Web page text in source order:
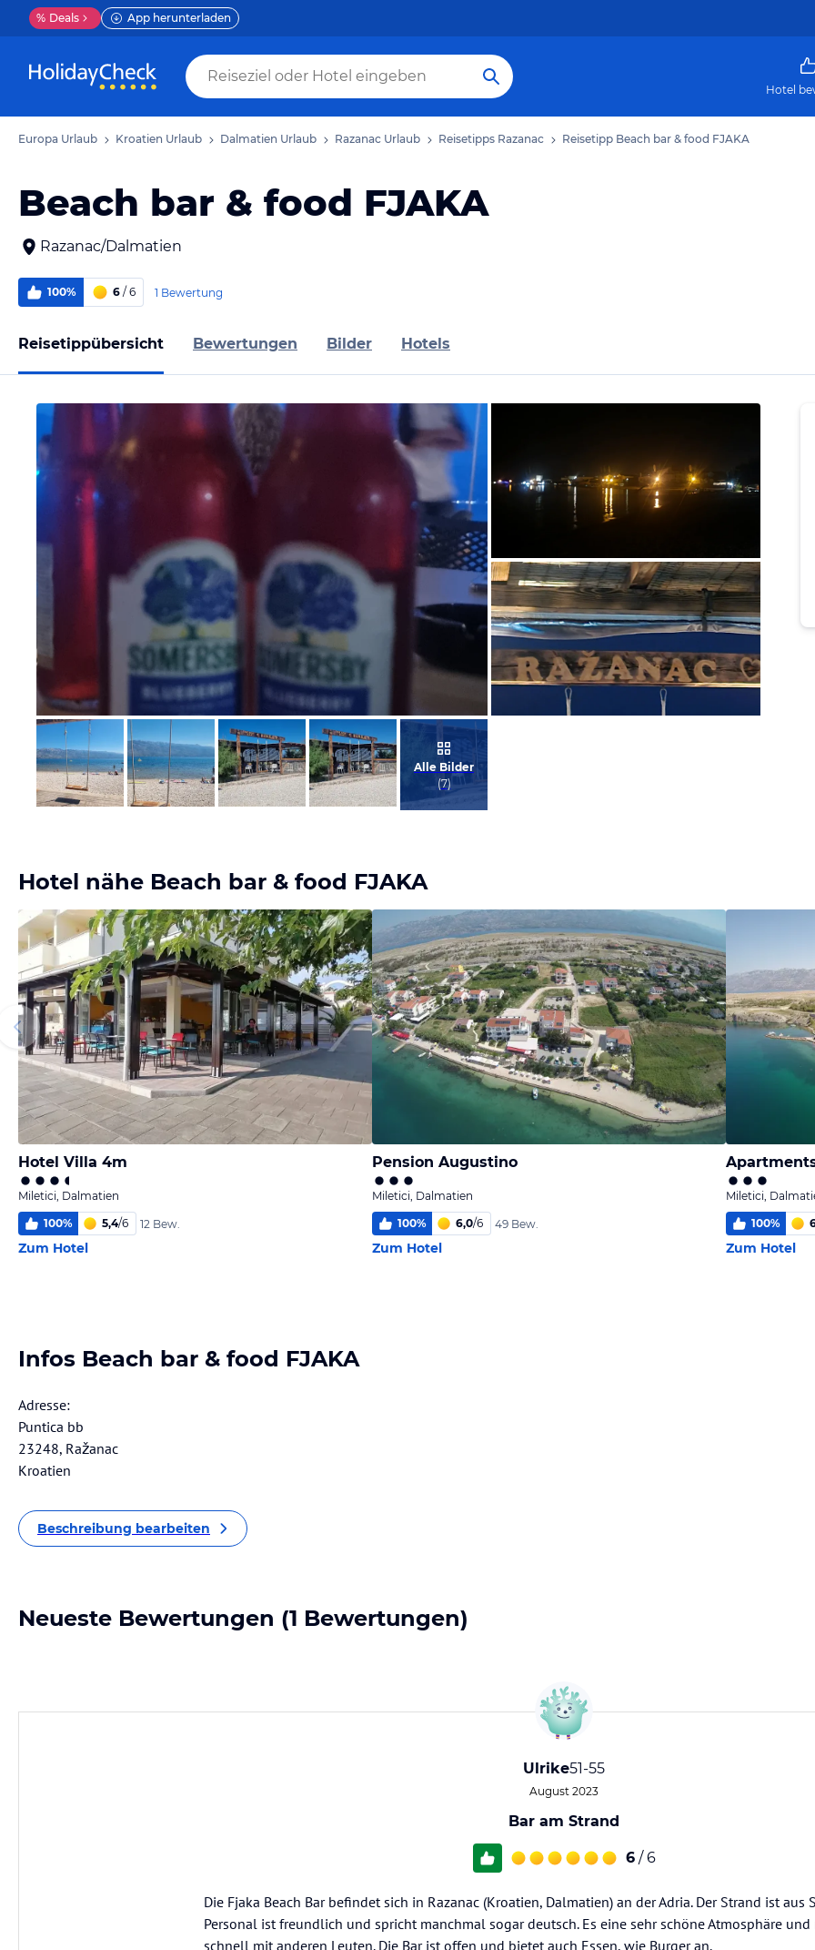
% Deals App herunterladen
Hotel
Europa Urlaub Kroatien Urlaub Dalmatien Urlaub Razanac Urlaub Reisetipps Razanac Reisetipp Beach bar & food FJAKA
Beach bar & food FJAKA
Razanac/Dalmatien
100% 6 / 6 1 Bewertung
Reisetippübersicht Bewertungen Bilder Hotels
Bild melden
von Ulrike
Bild melden
von Ulrike
Alle Bilder
(7)
Hotel nähe Beach bar & food FJAKA
Hotel Villa 4m
Miletici, Dalmatien
100% 5,4/6 12 Bew.
Zum Hotel
Pension Augustino
Miletici, Dalmatien
100% 6,0/6 49 Bew.
Zum Hotel
Miletici,
100%
Zum Hotel
Infos Beach bar & food FJAKA
Adresse:
Puntica bb
23248, Ražanac
Kroatien
Beschreibung bearbeiten
Neueste Bewertungen (1 Bewertungen)
Ulrike51-55
August 2023
Bar am Strand
6 / 6
Die Fjaka Beach Bar befindet sich in Razanac (Kroatien, Dalmatien) an der Adria. Der Strand ist aus
Personal ist freundlich und spricht manchmal sogar deutsch. Es eine sehr schöne Atmosphäre
schnell mit anderen Leuten. Die Bar ist offen und bietet auch Essen, wie Burger an.